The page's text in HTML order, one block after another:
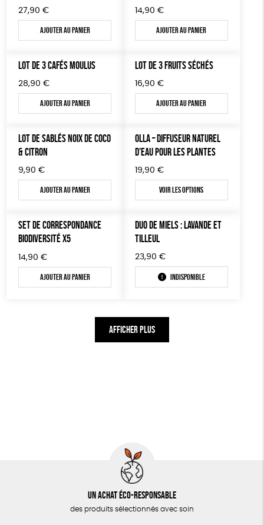
27,90 €
Ajouter au panier
14,90 €
Ajouter au panier
LOT DE 3 CAFÉS MOULUS
28,90 €
Ajouter au panier
LOT DE 3 FRUITS SÉCHÉS
16,90 €
Ajouter au panier
LOT DE SABLÉS NOIX DE COCO
& CITRON
9,90 €
Ajouter au panier
OLLA – DIFFUSEUR NATUREL
D’EAU POUR LES PLANTES
19,90 €
Voir les options
SET DE CORRESPONDANCE
BIODIVERSITÉ X5
14,90 €
Ajouter au panier
DUO DE MIELS : LAVANDE ET
TILLEUL
23,90 €
Indisponible
AFFICHER PLUS
Un achat éco-responsable
des produits sélectionnés avec soin